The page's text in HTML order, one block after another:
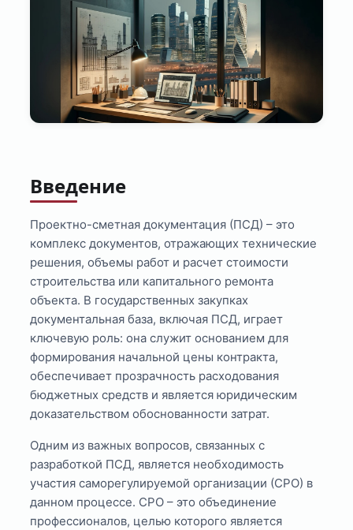
Введение
Проектно-сметная документация (ПСД) – это
комплекс документов, отражающих технические
решения, объемы работ и расчет стоимости
строительства или капитального ремонта
объекта. В государственных закупках
документальная база, включая ПСД, играет
ключевую роль: она служит основанием для
формирования начальной цены контракта,
обеспечивает прозрачность расходования
бюджетных средств и является юридическим
доказательством обоснованности затрат.
Одним из важных вопросов, связанных с
разработкой ПСД, является необходимость
участия саморегулируемой организации (СРО) в
данном процессе. СРО – это объединение
профессионалов, целью которого является